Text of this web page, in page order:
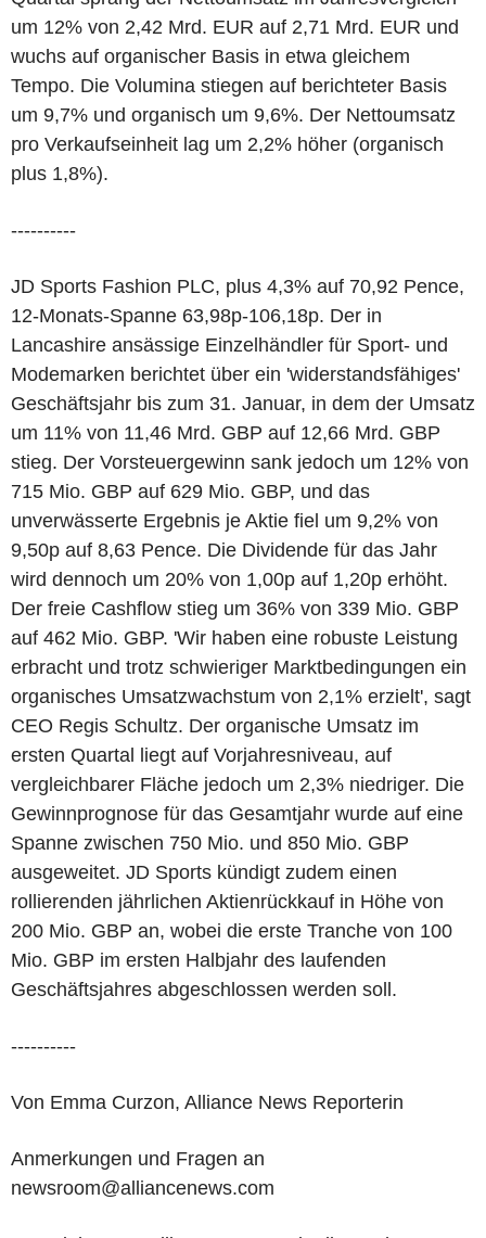
um 12% von 2,42 Mrd. EUR auf 2,71 Mrd. EUR und
wuchs auf organischer Basis in etwa gleichem
Tempo. Die Volumina stiegen auf berichteter Basis
um 9,7% und organisch um 9,6%. Der Nettoumsatz
pro Verkaufseinheit lag um 2,2% höher (organisch
plus 1,8%).
----------
JD Sports Fashion PLC, plus 4,3% auf 70,92 Pence,
12-Monats-Spanne 63,98p-106,18p. Der in
Lancashire ansässige Einzelhändler für Sport- und
Modemarken berichtet über ein 'widerstandsfähiges'
Geschäftsjahr bis zum 31. Januar, in dem der Umsatz
um 11% von 11,46 Mrd. GBP auf 12,66 Mrd. GBP
stieg. Der Vorsteuergewinn sank jedoch um 12% von
715 Mio. GBP auf 629 Mio. GBP, und das
unverwässerte Ergebnis je Aktie fiel um 9,2% von
9,50p auf 8,63 Pence. Die Dividende für das Jahr
wird dennoch um 20% von 1,00p auf 1,20p erhöht.
Der freie Cashflow stieg um 36% von 339 Mio. GBP
auf 462 Mio. GBP. 'Wir haben eine robuste Leistung
erbracht und trotz schwieriger Marktbedingungen ein
organisches Umsatzwachstum von 2,1% erzielt', sagt
CEO Regis Schultz. Der organische Umsatz im
ersten Quartal liegt auf Vorjahresniveau, auf
vergleichbarer Fläche jedoch um 2,3% niedriger. Die
Gewinnprognose für das Gesamtjahr wurde auf eine
Spanne zwischen 750 Mio. und 850 Mio. GBP
ausgeweitet. JD Sports kündigt zudem einen
rollierenden jährlichen Aktienrückkauf in Höhe von
200 Mio. GBP an, wobei die erste Tranche von 100
Mio. GBP im ersten Halbjahr des laufenden
Geschäftsjahres abgeschlossen werden soll.
----------
Von Emma Curzon, Alliance News Reporterin
Anmerkungen und Fragen an
newsroom@alliancenews.com